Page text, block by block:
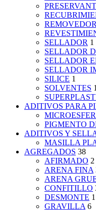
SELLADOR 1
SELLADOR
SELLADOR
SELLADOR
SILICE 1
SOLVENTES
ADITIVOS PARA
PIGMENTO
ADITIVOS Y
MASILLA
AGREGADOS 38
AFIRMADO 2
ARENA FINA
ARENA
CONFITILLO
DESMONTE 1
GRAVILLA 6